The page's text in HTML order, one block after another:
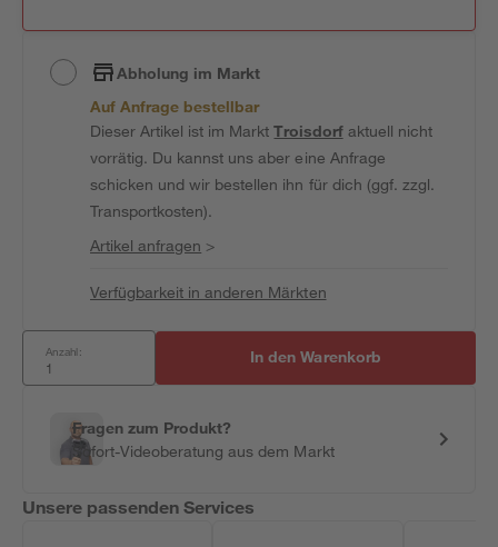
Abholung im Markt
Auf Anfrage bestellbar
Dieser Artikel ist im MarktTroisdorfaktuell nicht
vorrätig. Du kannst uns aber eine Anfrage
schicken und wir bestellen ihn für dich (ggf. zzgl.
Transportkosten).
Artikel anfragen >
Verfügbarkeit in anderen Märkten
Anzahl: In den Warenkorb
Fragen zum Produkt?
Sofort-Videoberatung aus dem Markt
Unsere passenden Services